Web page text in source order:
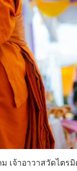
เจ้าอาวาสวัดไตร